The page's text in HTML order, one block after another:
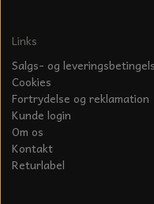
Links
Salgs- og
Cookies
Fortrydelse og reklamation
Kunde login
Om os
Kontakt
Returlabel